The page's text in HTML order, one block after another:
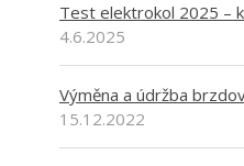
Test elektrokol 2025 –
4.6.2025
Výměna a údržba
15.12.2022